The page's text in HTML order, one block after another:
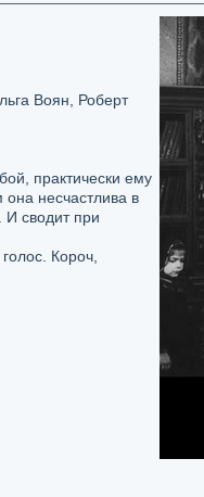
Воян, Роберт
практически ему
несчастлива в
сводит при
Короч,